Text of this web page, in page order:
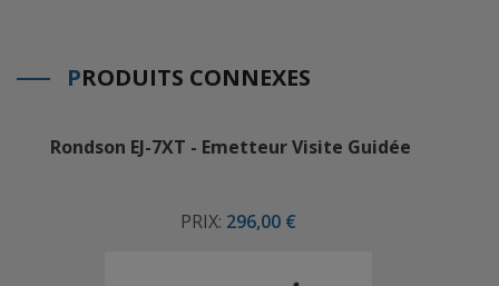
PRODUITS CONNEXES
Rondson EJ-7XT - Emetteur Visite Guidée
PRIX: 296,00 €